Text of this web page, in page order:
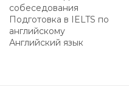
собеседования
Подготовка в IELTS по
английскому
Английский язык